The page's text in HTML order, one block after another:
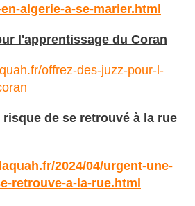
algerie-a-se-marier.html
l'apprentissage du Coran
offrez-des-juzz-pour-l-
de se retrouvé à la rue
2024/04/urgent-une-
retrouve-a-la-rue.html